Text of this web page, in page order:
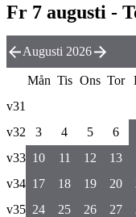
Fr 7 augusti -
Augusti 2026
Mån Tis Ons Tor
v31
v32
3 4 5 6
v33 10 11 12 13
v34 17 18 19 20
v35 24 25 26 27